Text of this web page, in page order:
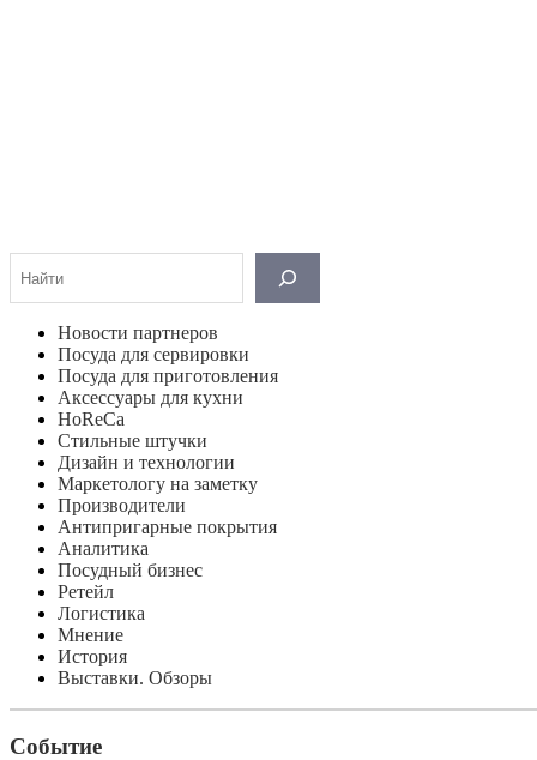
Новости партнеров
Посуда для сервировки
Посуда для приготовления
Аксессуары для кухни
HoReCa
Стильные штучки
Дизайн и технологии
Маркетологу на заметку
Производители
Антипригарные покрытия
Аналитика
Посудный бизнес
Ретейл
Логистика
Мнение
История
Выставки. Обзоры
Событие